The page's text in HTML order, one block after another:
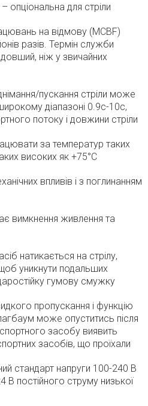
опціональна для стріли
на відмову (MCBF)
разів. Термін служби
ніж у звичайних
пускання стріли може
діапазоні 0.9с-10с,
потоку і довжини стріли
за температур таких
високих як +75°C
впливів і з поглинанням
вимкнення живлення та
натикається на стрілу,
щоб уникнути подальших
гумову смужку
пропускання і функцію
може опуститись після
засобу виявить
засобів, що проїхали
стандарт напруги 100-240 В
В постійного струму низької